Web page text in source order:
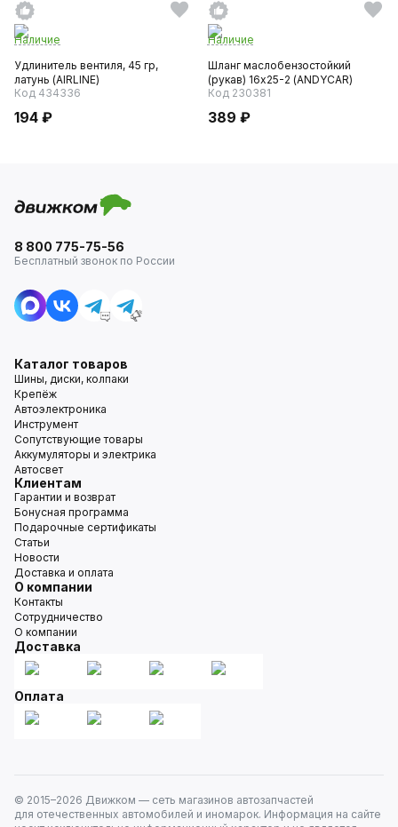
Наличие
Удлинитель вентиля, 45 гр,
латунь (AIRLINE)
Код 434336
194 ₽
Наличие
Шланг маслобензостойкий
(рукав) 16х25-2 (ANDYCAR)
Код 230381
389 ₽
8 800 775-75-56
Бесплатный звонок по России
Каталог товаров
Шины, диски, колпаки
Крепёж
Автоэлектроника
Инструмент
Сопутствующие товары
Аккумуляторы и электрика
Автосвет
Клиентам
Гарантии и возврат
Бонусная программа
Подарочные сертификаты
Статьи
Новости
Доставка и оплата
О компании
Контакты
Сотрудничество
О компании
Доставка
Оплата
© 2015–2026 Движком — сеть магазинов автозапчастей
для отечественных автомобилей и иномарок. Информация на сайте